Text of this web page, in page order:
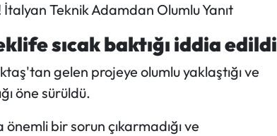
sıcak baktığı iddia edildi
gelen projeye olumlu yaklaştığı ve
öne sürüldü.
bir sorun çıkarmadığı ve